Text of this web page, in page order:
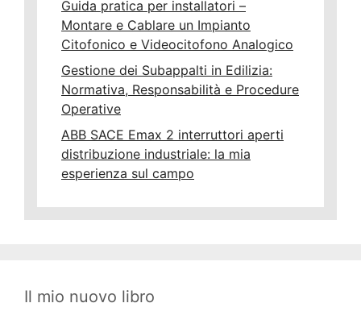
Guida pratica per installatori –
Montare e Cablare un Impianto
Citofonico e Videocitofono Analogico
Gestione dei Subappalti in Edilizia:
Normativa, Responsabilità e Procedure
Operative
ABB SACE Emax 2 interruttori aperti
distribuzione industriale: la mia
esperienza sul campo
Il mio nuovo libro